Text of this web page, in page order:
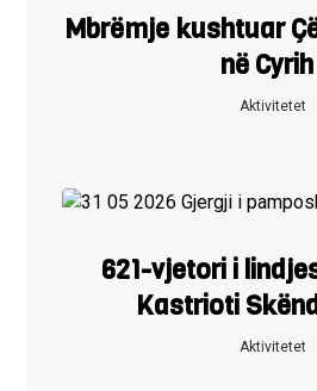
Mbrëmje kushtuar
në Cyrih
Aktivitetet
621-vjetori i
Kastrioti
Aktivitetet